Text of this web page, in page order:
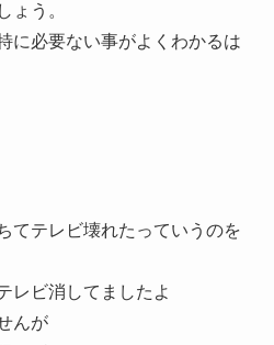
ょう。
に必要ない事がよくわかるは
てテレビ壊れたっていうのを
レビ消してましたよ
んが